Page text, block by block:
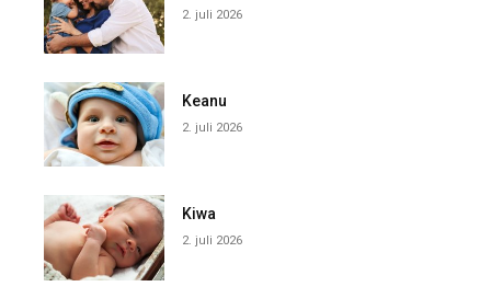
2. juli 2026
Keanu
2. juli 2026
Kiwa
2. juli 2026